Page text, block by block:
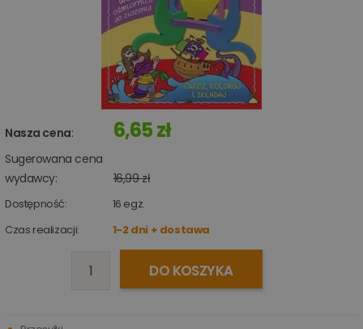
Nasza cena: 6,65 zł
Sugerowana cena
wydawcy:
16,99 zł
Dostępność: 16 egz.
Czas realizacji:
1-2 dni + dostawa
DO KOSZYKA